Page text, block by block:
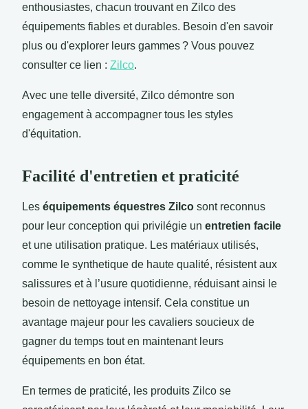
enthousiastes, chacun trouvant en Zilco des
équipements fiables et durables. Besoin d'en savoir
plus ou d'explorer leurs gammes ? Vous pouvez
consulter ce lien : Zilco.
Avec une telle diversité, Zilco démontre son
engagement à accompagner tous les styles
d'équitation.
Facilité d'entretien et praticité
Les équipements équestres Zilco sont reconnus
pour leur conception qui privilégie un entretien facile
et une utilisation pratique. Les matériaux utilisés,
comme le synthetique de haute qualité, résistent aux
salissures et à l’usure quotidienne, réduisant ainsi le
besoin de nettoyage intensif. Cela constitue un
avantage majeur pour les cavaliers soucieux de
gagner du temps tout en maintenant leurs
équipements en bon état.
En termes de praticité, les produits Zilco se